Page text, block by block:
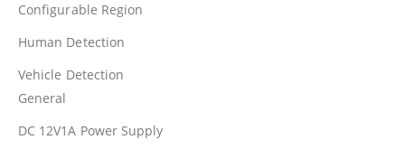
Configurable Region
Human Detection
Vehicle Detection
General
DC 12V1A Power Supply